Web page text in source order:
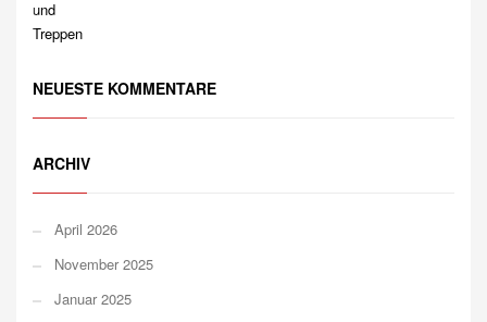
NEUESTE KOMMENTARE
ARCHIV
April 2026
November 2025
Januar 2025